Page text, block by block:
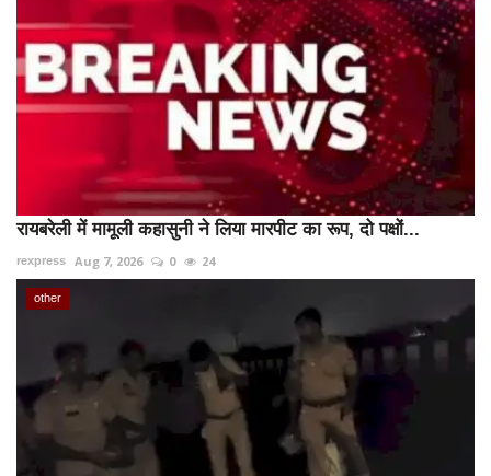
रायबरेली में मामूली कहासुनी ने लिया मारपीट का रूप, दो पक्षों...
rexpress Aug 7, 2026 0 24
other